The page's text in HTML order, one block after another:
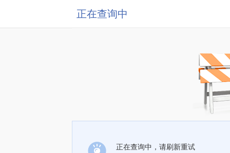
正在查询中
正在查询中，请刷新重试